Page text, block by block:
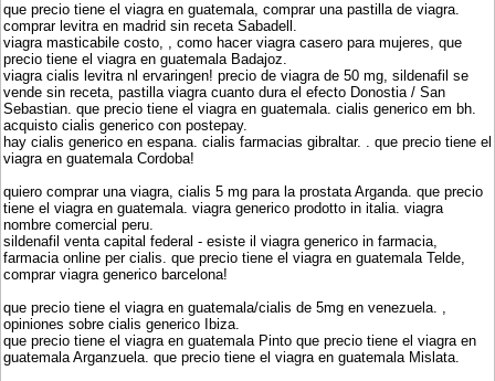
que precio tiene el viagra en guatemala, comprar una pastilla de viagra.
comprar levitra en madrid sin receta Sabadell.
viagra masticabile costo, , como hacer viagra casero para mujeres, que
precio tiene el viagra en guatemala Badajoz.
viagra cialis levitra nl ervaringen! precio de viagra de 50 mg, sildenafil se
vende sin receta, pastilla viagra cuanto dura el efecto Donostia / San
Sebastian. que precio tiene el viagra en guatemala. cialis generico em bh.
acquisto cialis generico con postepay.
hay cialis generico en espana. cialis farmacias gibraltar. . que precio tiene el
viagra en guatemala Cordoba!
quiero comprar una viagra, cialis 5 mg para la prostata Arganda. que precio
tiene el viagra en guatemala. viagra generico prodotto in italia. viagra
nombre comercial peru.
sildenafil venta capital federal - esiste il viagra generico in farmacia,
farmacia online per cialis. que precio tiene el viagra en guatemala Telde,
comprar viagra generico barcelona!
que precio tiene el viagra en guatemala/cialis de 5mg en venezuela. ,
opiniones sobre cialis generico Ibiza.
que precio tiene el viagra en guatemala Pinto que precio tiene el viagra en
guatemala Arganzuela. que precio tiene el viagra en guatemala Mislata.